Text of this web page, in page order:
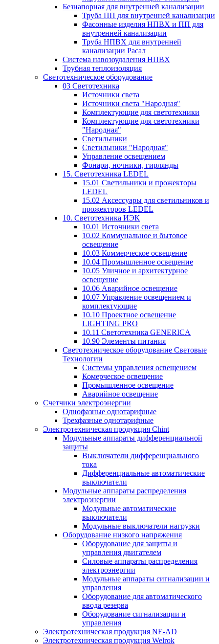
Безнапорная для внутренней канализации
Труба ПП для внутренней канализации
Фасонные изделия НПВХ и ПП для
внутренней канализации
Труба НПВХ для внутренней
канализации Расал
Система навозоудаления НПВХ
Трубная теплоизоляция
Светотехническое оборудование
03 Светотехника
Источники света
Источники света "Народная"
Комплектующие для светотехники
Комплектующие для светотехники
"Народная"
Светильники
Светильники "Народная"
Управление освещением
Фонари, ночники, гирлянды
15. Светотехника LEDEL
15.01 Светильники и прожекторы
LEDEL
15.02 Аксессуары для светильников и
прожекторов LEDEL
10. Светотехника ИЭК
10.01 Источники света
10.02 Коммунальное и бытовое
освещение
10.03 Коммерческое освещение
10.04 Промышленное освещение
10.05 Уличное и архитектурное
освещение
10.06 Аварийное освещение
10.07 Управление освещением и
комплектующие
10.10 Проектное освещение
LIGHTING PRO
10.11 Светотехника GENERICA
10.90 Элементы питания
Светотехническое оборудование Световые
Технологии
Системы управления освещением
Комерческое освещение
Промышленное освещение
Аварийное освещение
Счетчики электроэнергии
Однофазные однотарифные
Трехфазные однотарифные
Электротехническая продукция Chint
Модульные аппараты дифференциальной
защиты
Выключатели дифференциального
тока
Дифференциальные автоматические
выключатели
Модульные аппараты распределения
электроэнергии
Модульные автоматические
выключатели
Модульные выключатели нагрузки
Оборудование низкого напряжения
Оборудование для защиты и
управления двигателем
Силовые аппараты распределения
электроэнергии
Модульные аппараты сигнализации и
управления
Оборудование для автоматического
ввода резерва
Оборудование сигнализации и
управления
Электротехническая продукция NE-AD
Электротехническая продукция Welrok